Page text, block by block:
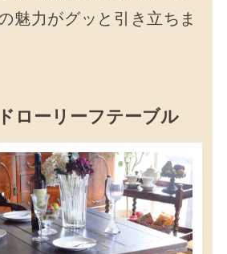
魅力がグッと引き立ちま
ローリーフテーブル